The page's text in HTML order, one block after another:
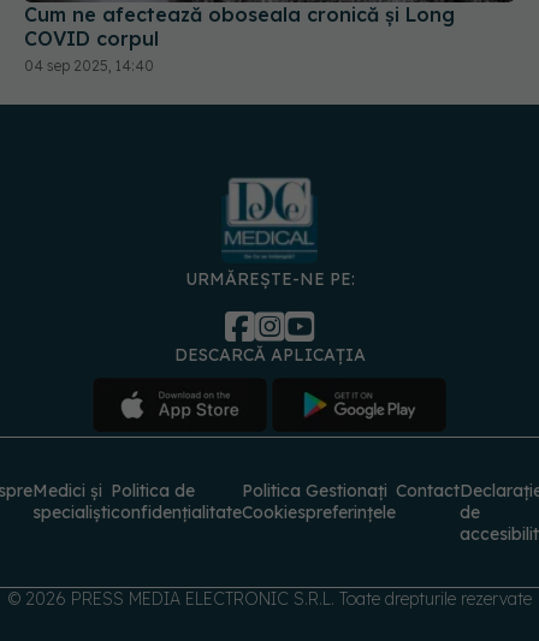
Cum ne afectează oboseala cronică și Long
COVID corpul
04 sep 2025, 14:40
URMĂREȘTE-NE PE:
DESCARCĂ APLICAȚIA
Medici și
specialiști
Politica de
confidențialitate
Politica
Cookies
Gestionați
preferințele
Contact
de
© 2026 PRESS MEDIA ELECTRONIC S.R.L. Toate drepturile rezervate